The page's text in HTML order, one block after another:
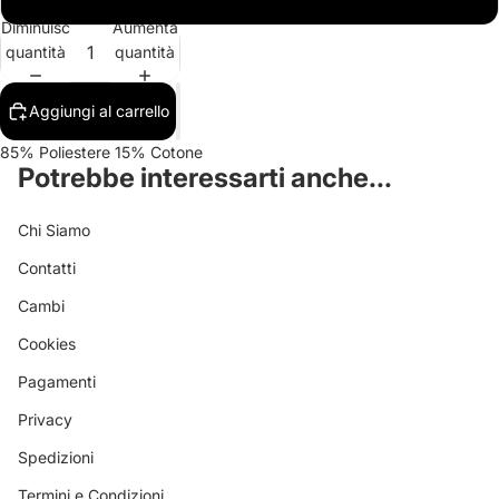
Diminuisci
quantità
Aumenta
quantità
Aggiungi al carrello
85% Poliestere 15% Cotone
Potrebbe interessarti anche...
Chi Siamo
Contatti
Cambi
Cookies
Pagamenti
Privacy
Spedizioni
Termini e Condizioni